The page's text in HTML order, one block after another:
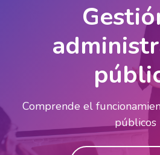
Comprende el
públicos